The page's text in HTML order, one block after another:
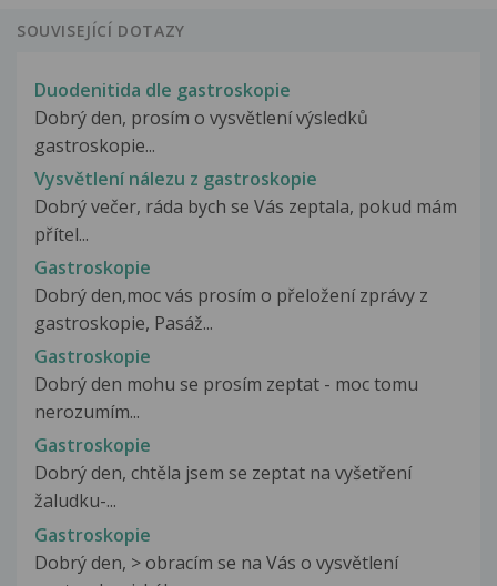
SOUVISEJÍCÍ DOTAZY
Duodenitida dle gastroskopie
Dobrý den, prosím o vysvětlení výsledků
gastroskopie...
Vysvětlení nálezu z gastroskopie
Dobrý večer, ráda bych se Vás zeptala, pokud mám
přítel...
Gastroskopie
Dobrý den,moc vás prosím o přeložení zprávy z
gastroskopie, Pasáž...
Gastroskopie
Dobrý den mohu se prosím zeptat - moc tomu
nerozumím...
Gastroskopie
Dobrý den, chtěla jsem se zeptat na vyšetření
žaludku-...
Gastroskopie
Dobrý den, > obracím se na Vás o vysvětlení